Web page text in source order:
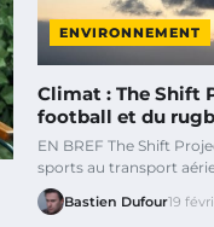
ENVIRONNEMENT
Climat : The Shift
football et du
EN BREF The Shift
sports au transport
Bastien Dufour19